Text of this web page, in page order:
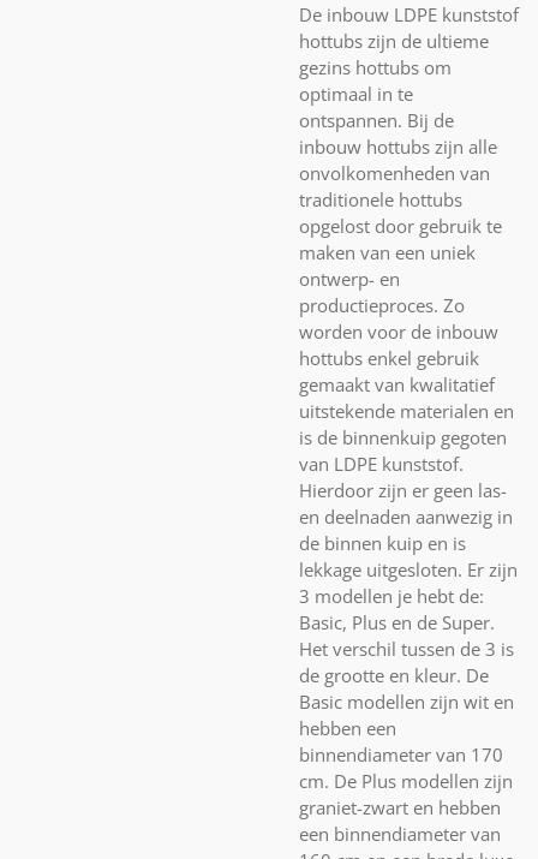
De inbouw LDPE kunststof
hottubs zijn de ultieme
gezins hottubs om
optimaal in te
ontspannen. Bij de
inbouw hottubs zijn alle
onvolkomenheden van
traditionele hottubs
opgelost door gebruik te
maken van een uniek
ontwerp- en
productieproces. Zo
worden voor de inbouw
hottubs enkel gebruik
gemaakt van kwalitatief
uitstekende materialen en
is de binnenkuip gegoten
van LDPE kunststof.
Hierdoor zijn er geen las-
en deelnaden aanwezig in
de binnen kuip en is
lekkage uitgesloten. Er zijn
3 modellen je hebt de:
Basic, Plus en de Super.
Het verschil tussen de 3 is
de grootte en kleur. De
Basic modellen zijn wit en
hebben een
binnendiameter van 170
cm. De Plus modellen zijn
graniet-zwart en hebben
een binnendiameter van